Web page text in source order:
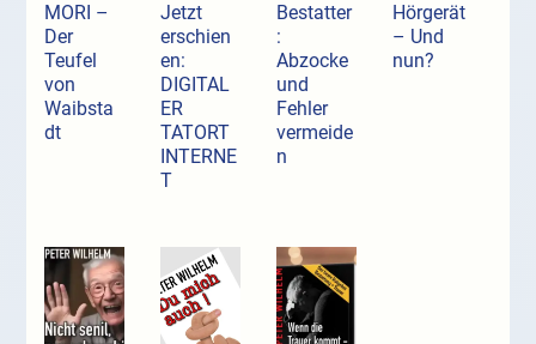
MORI –
Der
Teufel
von
Waibsta
dt
Jetzt
erschien
en:
DIGITAL
ER
TATORT
INTERNE
T
Bestatter
:
Abzocke
und
Fehler
vermeide
n
Hörgerät
– Und
nun?